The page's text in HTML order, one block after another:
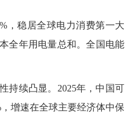
，稳居全球电力消费第一大
全年用电量总和。全国电能
续凸显。2025年，中国可
增速在全球主要经济体中保